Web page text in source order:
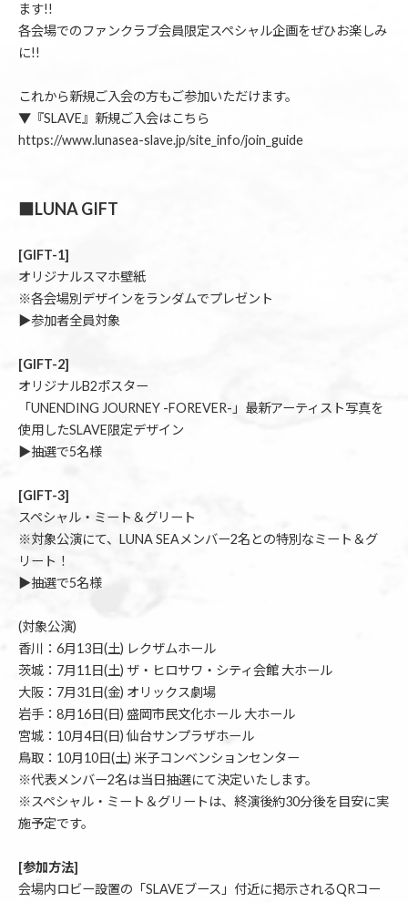
ます!!
各会場でのファンクラブ会員限定スペシャル企画をぜひお楽しみ
に!!
これから新規ご入会の方もご参加いただけます。
▼『SLAVE』新規ご入会はこちら
https://www.lunasea-slave.jp/site_info/join_guide
■LUNA GIFT
[GIFT-1]
オリジナルスマホ壁紙
※各会場別デザインをランダムでプレゼント
▶参加者全員対象
[GIFT-2]
オリジナルB2ポスター
「UNENDING JOURNEY -FOREVER-」最新アーティスト写真を
使用したSLAVE限定デザイン
▶抽選で5名様
[GIFT-3]
スペシャル・ミート＆グリート
※対象公演にて、LUNA SEAメンバー2名との特別なミート＆グ
リート！
▶抽選で5名様
(対象公演)
香川：6月13日(土) レクザムホール
茨城：7月11日(土) ザ・ヒロサワ・シティ会館 大ホール
大阪：7月31日(金) オリックス劇場
岩手：8月16日(日) 盛岡市民文化ホール 大ホール
宮城：10月4日(日) 仙台サンプラザホール
鳥取：10月10日(土) 米子コンベンションセンター
※代表メンバー2名は当日抽選にて決定いたします。
※スペシャル・ミート＆グリートは、終演後約30分後を目安に実
施予定です。
[参加方法]
会場内ロビー設置の「SLAVEブース」付近に掲示されるQRコー